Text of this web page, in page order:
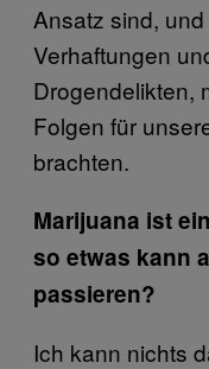
Ansatz sind,
Verhaftungen
Drogendelikten,
Folgen für
brachten.
Marijuana ist
so etwas kann
passieren?
Ich kann nichts